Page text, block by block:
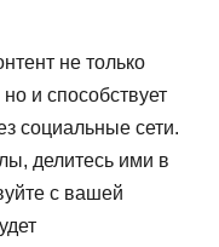
не только
и способствует
социальные сети.
делитесь ими в
с вашей